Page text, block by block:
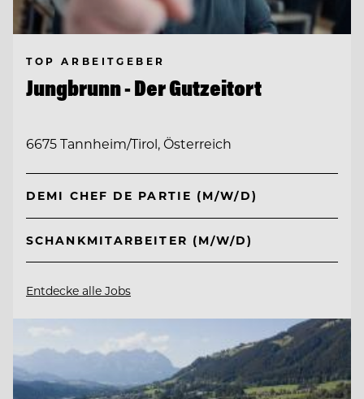
TOP ARBEITGEBER
Jungbrunn - Der Gutzeitort
6675 Tannheim/Tirol, Österreich
DEMI CHEF DE PARTIE (M/W/D)
SCHANKMITARBEITER (M/W/D)
Entdecke alle Jobs